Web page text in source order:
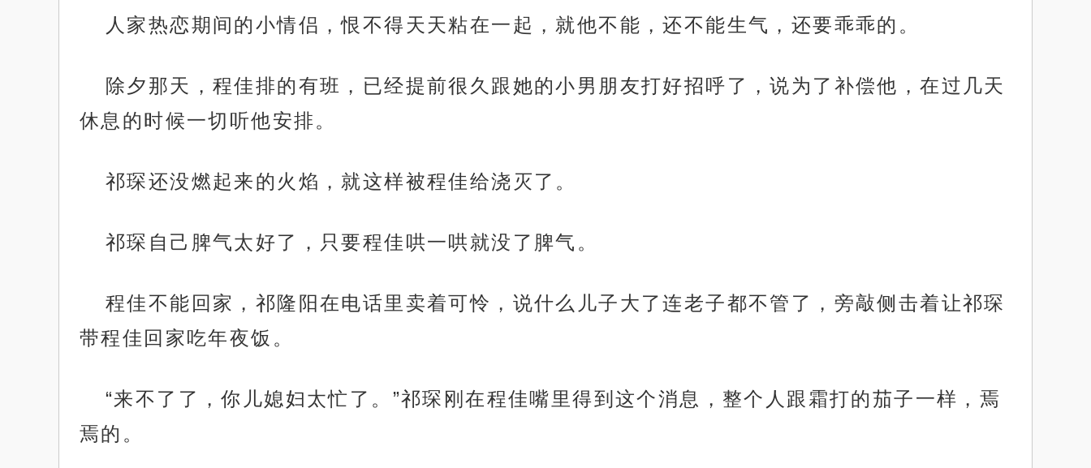
人家热恋期间的小情侣，恨不得天天粘在一起，就他不能，还不能生气，还要乖乖的。
除夕那天，程佳排的有班，已经提前很久跟她的小男朋友打好招呼了，说为了补偿他，在过几天
休息的时候一切听他安排。
祁琛还没燃起来的火焰，就这样被程佳给浇灭了。
祁琛自己脾气太好了，只要程佳哄一哄就没了脾气。
程佳不能回家，祁隆阳在电话里卖着可怜，说什么儿子大了连老子都不管了，旁敲侧击着让祁琛
带程佳回家吃年夜饭。
“来不了了，你儿媳妇太忙了。”祁琛刚在程佳嘴里得到这个消息，整个人跟霜打的茄子一样，焉
焉的。